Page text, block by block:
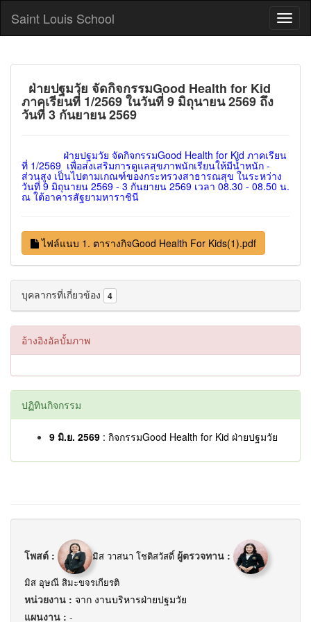
Saint Louis School
ฝ่ายปฐมวัย จัดกิจกรรมGood Health for Kid
ภาคเรียนที่ 1/2569 ในวันที่ 9 มิถุนายน 2569 ถึง
วันที่ 3 กันยายน 2569
ฝ่ายปฐมวัย จัดกิจกรรมGood Health for Kid ภาคเรียน
ที่ 1/2569 เพื่อส่งเสริมการดูแลสุขภาพนักเรียนให้มีน้ำหนัก -
ส่วนสูง เป็นไปตามเกณฑ์ของกระทรวงสาธารณสุข ในระหว่าง
วันที่ 9 มิถุนายน 2569 - 3 กันยายน 2569 เวลา 08.30 - 08.50 น.
ณ ใต้อาคารสัฐยามหาราชินี
ไฟล์แนบ 1. ตารางกิจGood Health For Kids(1).pdf
บุคลากรที่เกี่ยวข้อง 4
อ้างอิงอัลบั้มภาพ
ปฏิทินกิจกรรม
9 มิ.ย. 2569 : กิจกรรมGood Health for Kid ฝ่ายปฐมวัย
โพสต์ : มิส วาสนา โชติสวัสดิ์ ผู้ตรวจทาน :
มิส อุษณี สิมะขจรเกียรติ
หน่วยงาน : จาก งานบริหารฝ่ายปฐมวัย
แผนงาน : -